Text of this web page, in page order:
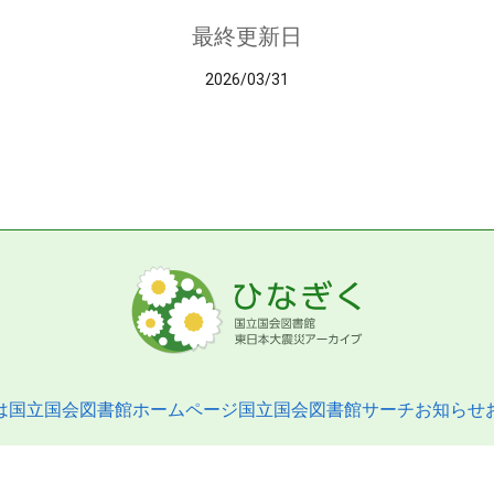
最終更新日
2026/03/31
国立国会図書館ホームページ国立国会図書館サーチお知らせ